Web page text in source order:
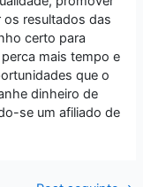
resultados das
certo para
mais tempo e
que o
dinheiro de
se um afiliado de